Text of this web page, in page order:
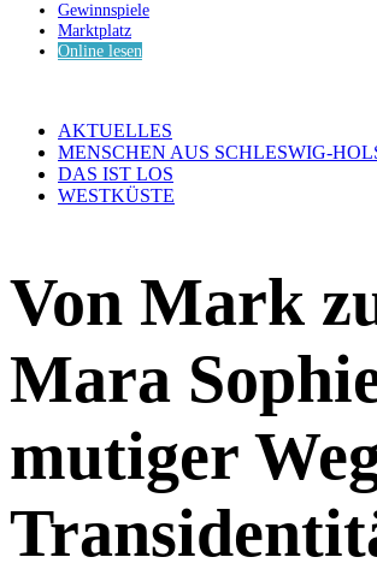
Gewinnspiele
Marktplatz
Online lesen
AKTUELLES
MENSCHEN AUS SCHLESWIG-
DAS IST LOS
WESTKÜSTE
Von Mark
Mara
mutiger